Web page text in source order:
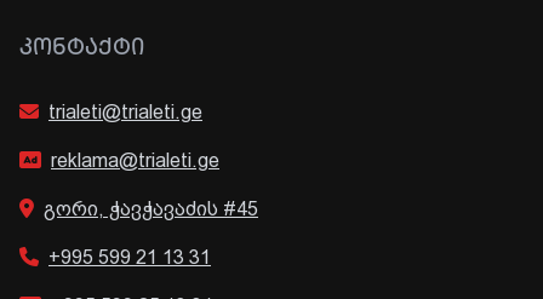
ᲙᲝᲜᲢᲐᲥᲢᲘ
trialeti@trialeti.ge
reklama@trialeti.ge
გორი, ჭავჭავაძის #45
+995 599 21 13 31